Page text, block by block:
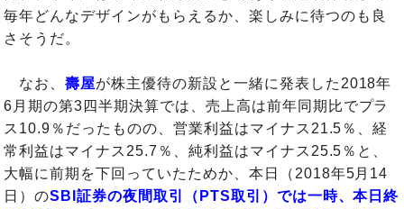
毎年どんなデザインがもらえるか、楽しみに待つのも良
さそうだ。
なお、壽屋が株主優待の新設と一緒に発表した2018年
6月期の第3四半期決算では、売上高は前年同期比でプラ
ス10.9％だったものの、営業利益はマイナス21.5％、経
常利益はマイナス25.7％、純利益はマイナス25.5％と、
大幅に前期を下回っていたためか、本日（2018年5月14
日）のSBI証券の夜間取引（PTS取引）では一時、本日終